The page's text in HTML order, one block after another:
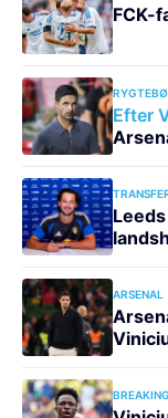
FCK-
Efter
ARSENAL
BREAKING